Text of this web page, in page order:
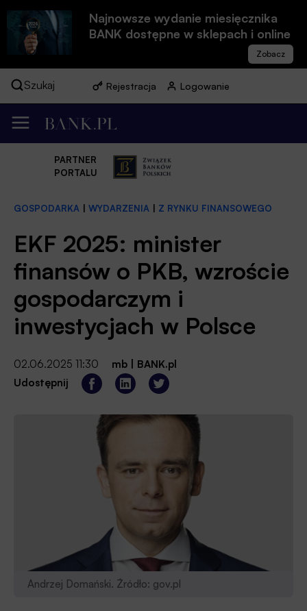
Najnowsze wydanie miesięcznika
BANK dostępne w sklepach i online
Szukaj Rejestracja Logowanie
PARTNER
PORTALU
GOSPODARKA WYDARZENIA Z RYNKU FINANSOWEGO
EKF 2025: minister
finansów o PKB, wzroście
gospodarczym i
inwestycjach w Polsce
02.06.2025 11:30 mb
BANK.pl
Udostępnij
Andrzej Domański. Źródło: gov.pl